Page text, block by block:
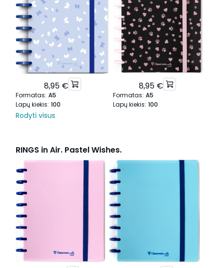
8,95 €
Formatas: A5
Lapų kiekis: 100
8,95 €
Formatas: A5
Lapų kiekis: 100
Rodyti visus
RINGS in Air. Pastel Wishes.